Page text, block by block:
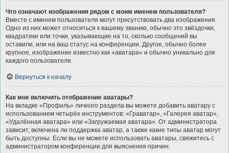
Что означают изображения рядом с моим именем пользователя?
Вместе с именем пользователя могут присутствовать два изображения.
Одно из них может относиться к вашему званию, обычно это звёздочки,
квадратики или точки, указывающие на то, сколько сообщений вы
оставили, или на ваш статус на конференции. Другое, обычно более
крупное, изображение известно как «аватара» и обычно уникально для
каждого пользователя.
Вернуться к началу
Как мне включить отображение аватары?
На вкладке «Профиль» личного раздела вы можете добавить аватару с
использованием четырёх инструментов: «Граватар», «Галерея аватар»,
«Удалённая аватара» или «Загружаемая аватара». От администратора
зависит, включена ли поддержка аватар, а также какие типы аватар могут
быть доступны. Если вы не можете использовать аватары, свяжитесь с
администратором конференции для выяснения причин.